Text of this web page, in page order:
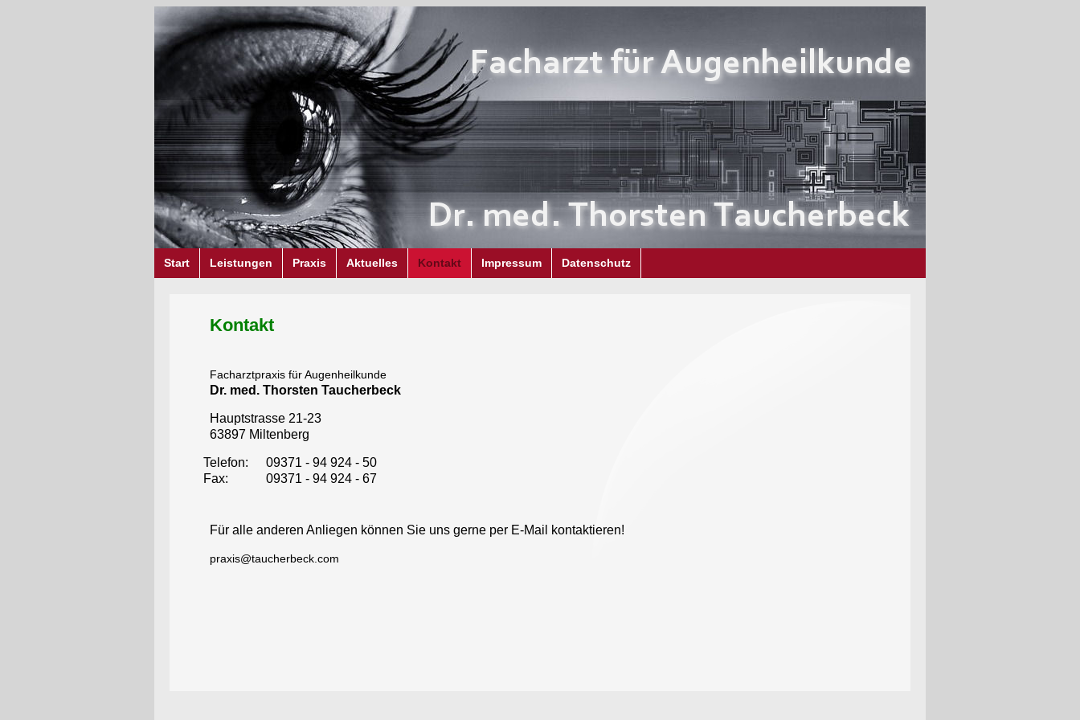
Start Leistungen Praxis Aktuelles Kontakt Impressum Datenschutz
Kontakt
Facharztpraxis für Augenheilkunde
Dr. med. Thorsten Taucherbeck
Hauptstrasse 21-23
63897 Miltenberg
Telefon:
Fax:
09371 - 94 924 - 50
09371 - 94 924 - 67
Für alle anderen Anliegen können Sie uns gerne per E-Mail kontaktieren!
praxis@taucherbeck.com